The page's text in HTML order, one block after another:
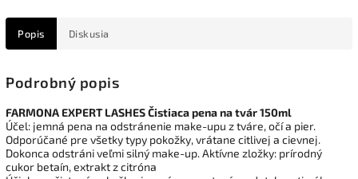
Popis Diskusia
Podrobný popis
FARMONA EXPERT LASHES Čistiaca pena na tvár 150ml
Účel: jemná pena na odstránenie make-upu z tváre, očí a pier.
Odporúčané pre všetky typy pokožky, vrátane citlivej a cievnej.
Dokonca odstráni veľmi silný make-up. Aktívne zložky: prírodný
cukor betaín, extrakt z citróna